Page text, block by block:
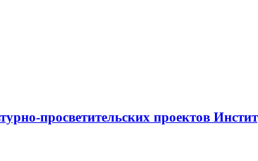
просветительских проектов